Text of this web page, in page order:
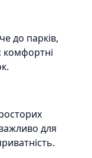
до парків,
для